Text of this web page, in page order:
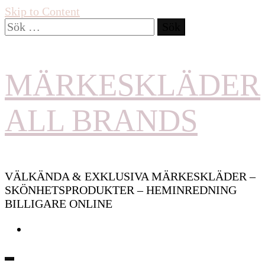
Skip to Content
Sök
efter:
MÄRKESKLÄDER
ALL BRANDS
VÄLKÄNDA & EXKLUSIVA MÄRKESKLÄDER –
SKÖNHETSPRODUKTER – HEMINREDNING
BILLIGARE ONLINE